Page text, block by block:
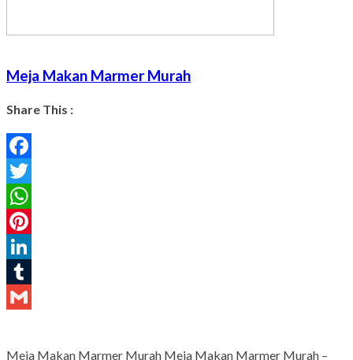
Meja Makan Marmer Murah
Share This :
Facebook
Twitter
WhatsApp
Pinterest
LinkedIn
Tumblr
Meja Makan Marmer Murah Meja Makan Marmer Murah –